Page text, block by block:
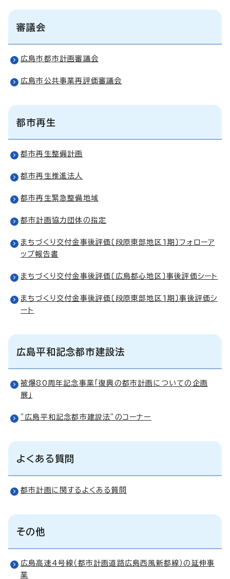
審議会
広島市都市計画審議会
広島市公共事業再評価審議会
都市再生
都市再生整備計画
都市再生推進法人
都市再生緊急整備地域
都市計画協力団体の指定
まちづくり交付金事後評価〔段原東部地区1期〕フォローア
ップ報告書
まちづくり交付金事後評価〔広島都心地区〕事後評価シート
まちづくり交付金事後評価〔段原東部地区1期〕事後評価シ
ート
広島平和記念都市建設法
被爆80周年記念事業「復興の都市計画についての企画
展」
”広島平和記念都市建設法”のコーナー
よくある質問
都市計画に関するよくある質問
その他
広島高速4号線（都市計画道路広島西風新都線）の延伸事
業